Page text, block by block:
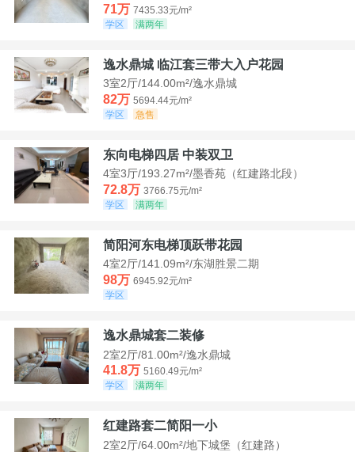
71万 7435.33元/m²
学区
满两年
逸水鼎城 临江套三带大入户花园
3室2厅/144.00m²/逸水鼎城
82万 5694.44元/m²
学区
急售
东向电梯四居 中装双卫
4室3厅/193.27m²/墨香苑（红建路北段）
72.8万 3766.75元/m²
学区
满两年
简阳河东电梯顶跃带花园
4室2厅/141.09m²/东湖胜景二期
98万 6945.92元/m²
学区
逸水鼎城套二装修
2室2厅/81.00m²/逸水鼎城
41.8万 5160.49元/m²
学区
满两年
红建路套二简阳一小
2室2厅/64.00m²/地下城堡（红建路）